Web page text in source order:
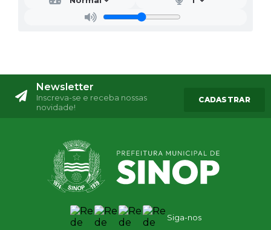
Newsletter
Inscreva-se e receba nossas
novidade!
CADASTRAR
Siga-nos